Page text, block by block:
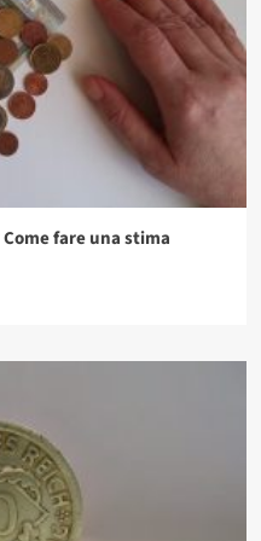
fare una stima